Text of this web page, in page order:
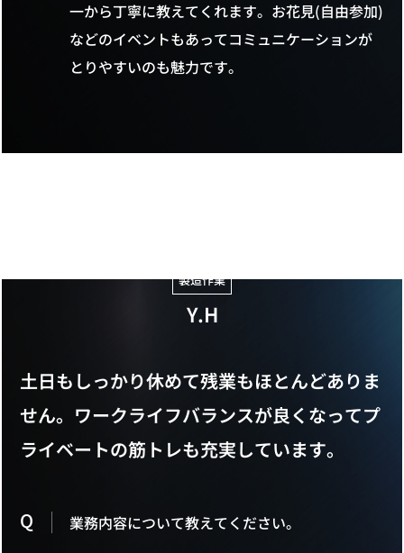
一から丁寧に教えてくれます。お花見(自由参加)
などのイベントもあってコミュニケーションが
とりやすいのも魅力です。
製造作業
Y.H
土日もしっかり休めて残業もほとんどありま
せん。ワークライフバランスが良くなってプ
ライベートの筋トレも充実しています。
Q
業務内容について教えてください。